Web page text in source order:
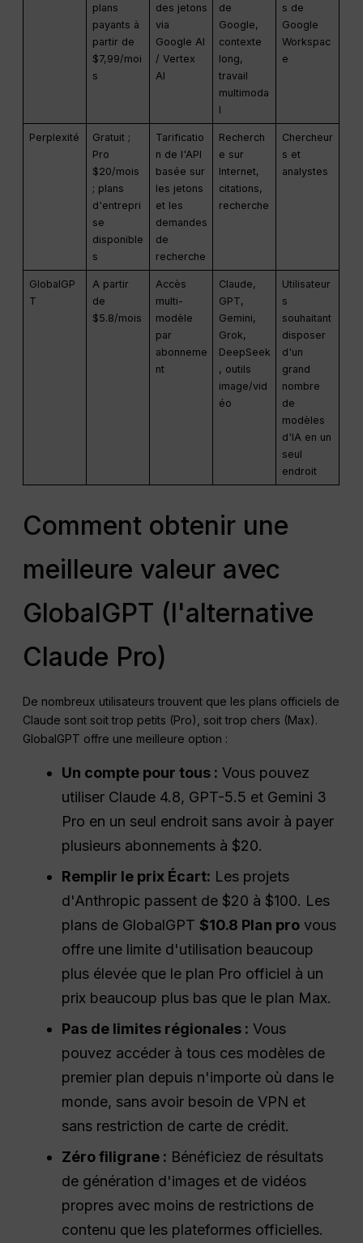
plans
payants à
partir de
$7,99/moi
s
des jetons
via
Google AI
/ Vertex
AI
de
Google,
contexte
long,
travail
multimoda
l
s de
Google
Workspac
e
Perplexité
Gratuit ;
Pro
$20/mois
; plans
d'entrepri
se
disponible
s
Tarificatio
n de l'API
basée sur
les jetons
et les
demandes
de
recherche
Recherch
e sur
Internet,
citations,
recherche
Chercheur
s et
analystes
GlobalGP
T
A partir
de
$5.8/mois
Accès
multi-
modèle
par
abonneme
nt
Claude,
GPT,
Gemini,
Grok,
DeepSeek
, outils
image/vid
éo
Utilisateur
s
souhaitant
disposer
d'un
grand
nombre
de
modèles
d'IA en un
seul
endroit
Comment obtenir une
meilleure valeur avec
GlobalGPT (l'alternative
Claude Pro)
De nombreux utilisateurs trouvent que les plans officiels de
Claude sont soit trop petits (Pro), soit trop chers (Max).
GlobalGPT offre une meilleure option :
Un compte pour tous : Vous pouvez
utiliser Claude 4.8, GPT-5.5 et Gemini 3
Pro en un seul endroit sans avoir à payer
plusieurs abonnements à $20.
Remplir le prix Écart: Les projets
d'Anthropic passent de $20 à $100. Les
plans de GlobalGPT$10.8 Plan pro vous
offre une limite d'utilisation beaucoup
plus élevée que le plan Pro officiel à un
prix beaucoup plus bas que le plan Max.
Pas de limites régionales : Vous
pouvez accéder à tous ces modèles de
premier plan depuis n'importe où dans le
monde, sans avoir besoin de VPN et
sans restriction de carte de crédit.
Zéro filigrane : Bénéficiez de résultats
de génération d'images et de vidéos
propres avec moins de restrictions de
contenu que les plateformes officielles.